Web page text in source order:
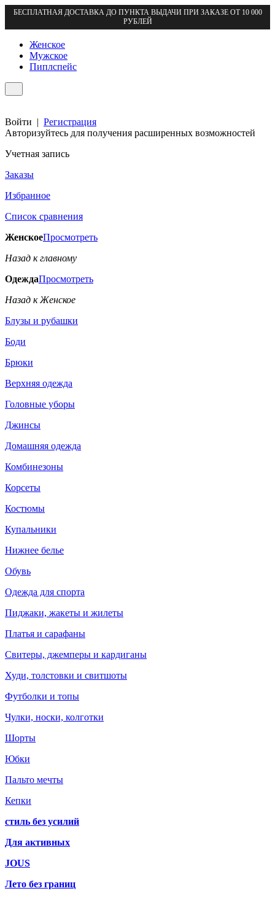
БЕСПЛАТНАЯ ДОСТАВКА ДО ПУНКТА ВЫДАЧИ ПРИ ЗАКАЗЕ ОТ 10 000
РУБЛЕЙ
Женское
Мужское
Пиплспейс
Войти | Регистрация
Авторизуйтесь для получения расширенных возможностей
Учетная запись
Заказы
Избранное
Список сравнения
ЖенскоеПросмотреть
Назад к главному
ОдеждаПросмотреть
Назад к Женское
Блузы и рубашки
Боди
Брюки
Верхняя одежда
Головные уборы
Джинсы
Домашняя одежда
Комбинезоны
Корсеты
Костюмы
Купальники
Нижнее белье
Обувь
Одежда для спорта
Пиджаки, жакеты и жилеты
Платья и сарафаны
Свитеры, джемперы и кардиганы
Худи, толстовки и свитшоты
Футболки и топы
Чулки, носки, колготки
Шорты
Юбки
Пальто мечты
Кепки
стиль без усилий
Для активных
JOUS
Лето без границ